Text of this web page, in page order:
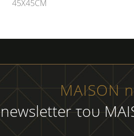
45X45CM
MAISON
του